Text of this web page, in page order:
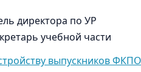
директора по УР
учебной части
выпускников